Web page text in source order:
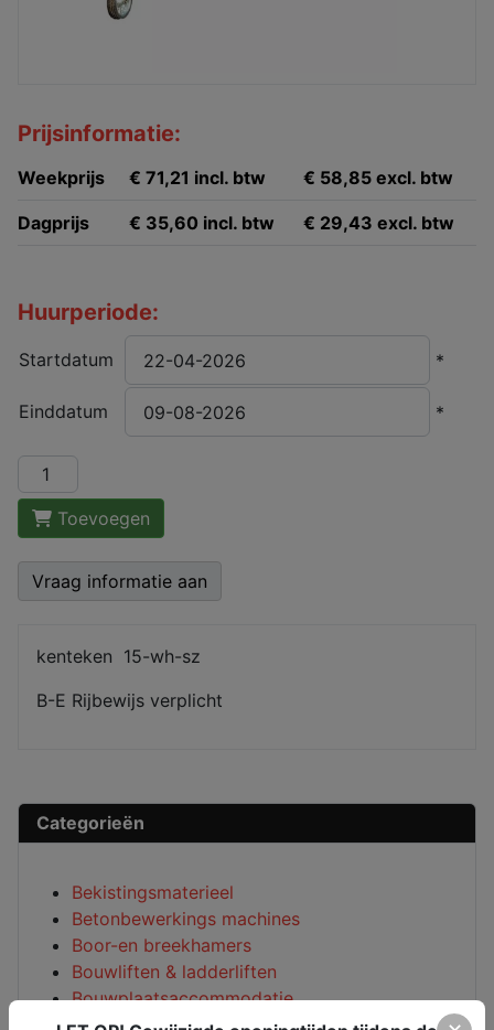
Categorieën
Bekistingsmaterieel
Betonbewerkings machines
Boor-en breekhamers
Bouwliften & ladderliften
Bouwplaatsaccommodatie
Bouwstofafzuigsystemen
Prijsinformatie:
Weekprijs € 71,21 incl. btw € 58,85 excl. btw
Dagprijs € 35,60 incl. btw € 29,43 excl. btw
Huurperiode:
Startdatum *
Einddatum *
Toevoegen
Vraag informatie aan
kenteken 15-wh-sz
B-E Rijbewijs verplicht